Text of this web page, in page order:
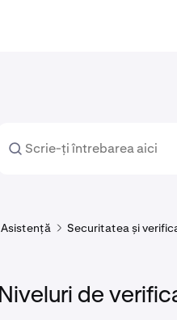
Asistență Securitatea și
Niveluri de